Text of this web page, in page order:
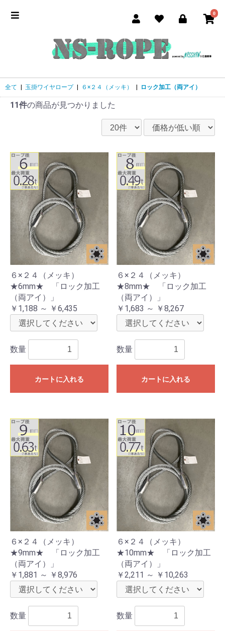
0
全て | 玉掛ワイヤロープ | ６×２４（メッキ） | ロック加工（両アイ）
11件の商品が見つかりました
６×２４（メッキ）
★6mm★ 「ロック加工
（両アイ）」
￥1,188 ～ ￥6,435
数量
カートに入れる
６×２４（メッキ）
★8mm★ 「ロック加工
（両アイ）」
￥1,683 ～ ￥8,267
数量
カートに入れる
６×２４（メッキ）
★9mm★ 「ロック加工
（両アイ）」
￥1,881 ～ ￥8,976
数量
６×２４（メッキ）
★10mm★ 「ロック加工
（両アイ）」
￥2,211 ～ ￥10,263
数量